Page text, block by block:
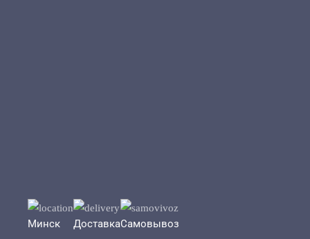
Минск ДоставкаСамовывоз